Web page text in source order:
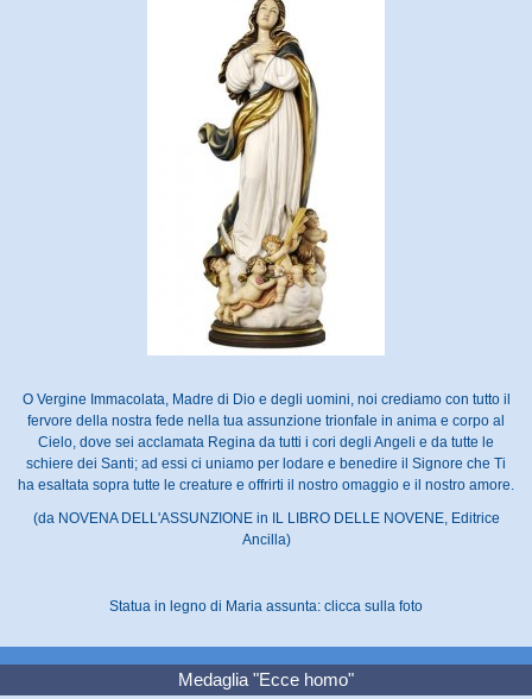
O Vergine Immacolata, Madre di Dio e degli uomini, noi crediamo con tutto il
fervore della nostra fede nella tua assunzione trionfale in anima e corpo al
Cielo, dove sei acclamata Regina da tutti i cori degli Angeli e da tutte le
schiere dei Santi; ad essi ci uniamo per lodare e benedire il Signore che Ti
ha esaltata sopra tutte le creature e offrirti il nostro omaggio e il nostro amore.
(da NOVENA DELL'ASSUNZIONE in IL LIBRO DELLE NOVENE, Editrice
Ancilla)
Statua in legno di Maria assunta: clicca sulla foto
Medaglia "Ecce homo"